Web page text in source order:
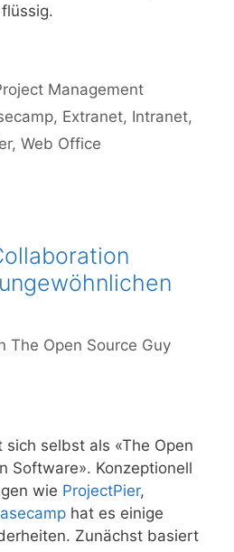
Management
, Extranet, Intranet,
, Web Office
The Open Source Guy
sich selbst als «The Open
Software». Konzeptionell
wie ProjectPier,
hat es einige
Zunächst basiert